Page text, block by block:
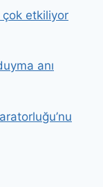
çok etkiliyor
anı